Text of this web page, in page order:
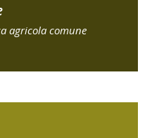
agricola comune